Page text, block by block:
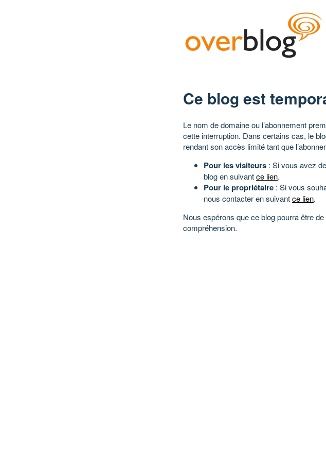
Ce blog est
Le nom de domaine ou l’abonnement
cette interruption. Dans certains cas, le
rendant son accès limité tant que
Pour les visiteurs : Si vous avez
blog en suivantce lien.
Pour le propriétaire : Si vous
nous contacter en suivantce lien.
Nous espérons que ce blog pourra être
compréhension.